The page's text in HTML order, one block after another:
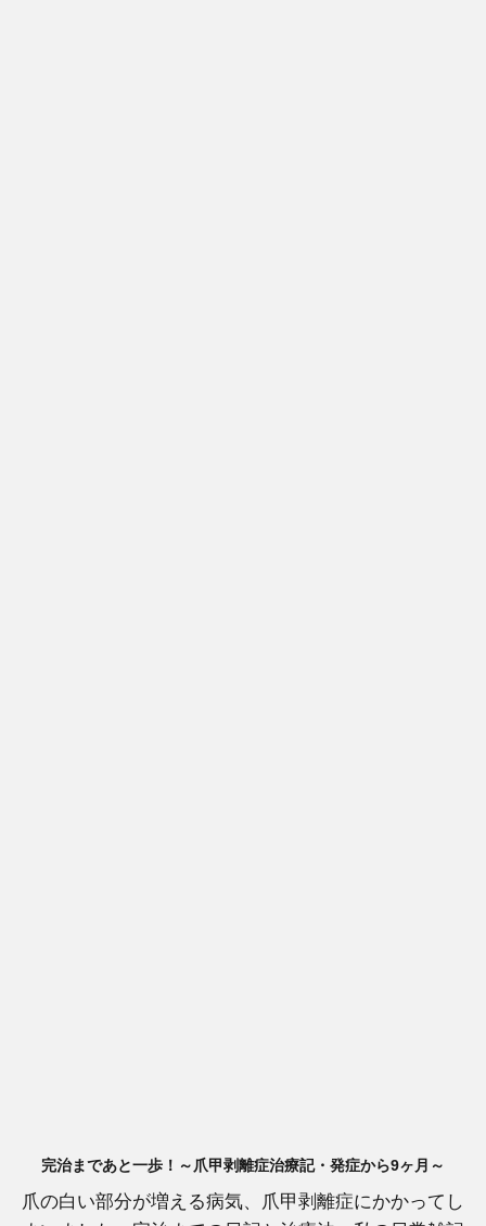
完治まであと一歩！～爪甲剥離症治療記・発症から9ヶ月～
爪の白い部分が増える病気、爪甲剥離症にかかってし